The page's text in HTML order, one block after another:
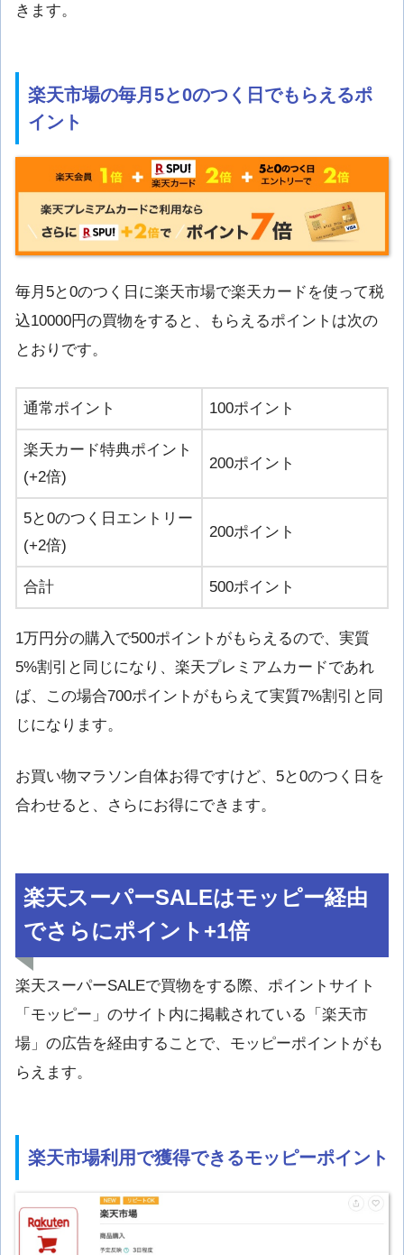
きます。
楽天市場の毎月5と0のつく日でもらえるポ
イント
毎月5と0のつく日に楽天市場で楽天カードを使って税
込10000円の買物をすると、もらえるポイントは次の
とおりです。
通常ポイント 100ポイント
楽天カード特典ポイント
(+2倍)
200ポイント
5と0のつく日エントリー
(+2倍)
200ポイント
合計 500ポイント
1万円分の購入で500ポイントがもらえるので、実質
5%割引と同じになり、楽天プレミアムカードであれ
ば、この場合700ポイントがもらえて実質7%割引と同
じになります。
お買い物マラソン自体お得ですけど、5と0のつく日を
合わせると、さらにお得にできます。
楽天スーパーSALEはモッピー経由
でさらにポイント+1倍
楽天スーパーSALEで買物をする際、ポイントサイト
「モッピー」のサイト内に掲載されている「楽天市
場」の広告を経由することで、モッピーポイントがも
らえます。
楽天市場利用で獲得できるモッピーポイント